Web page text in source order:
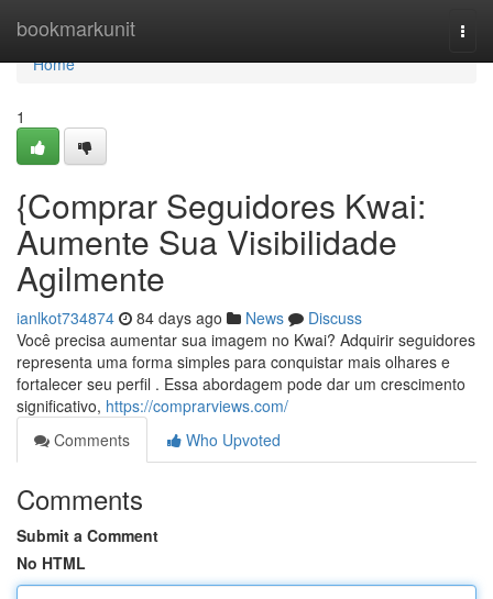
bookmarkunit
Home
Home
1
{Comprar Seguidores Kwai:
Aumente Sua Visibilidade
Agilmente
ianlkot734874 84 days ago News
Discuss
Você precisa aumentar sua imagem no Kwai? Adquirir seguidores
representa uma forma simples para conquistar mais olhares e
fortalecer seu perfil . Essa abordagem pode dar um crescimento
significativo, https://comprarviews.com/
Comments
Who Upvoted
Comments
Submit a Comment
No HTML